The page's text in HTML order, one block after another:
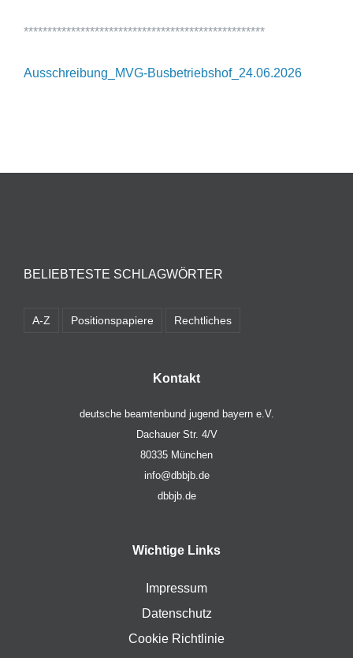
***************************************************
Ausschreibung_MVG-Busbetriebshof_24.06.2026
BELIEBTESTE SCHLAGWÖRTER
A-Z Positionspapiere Rechtliches
Kontakt
deutsche beamtenbund jugend bayern e.V.
Dachauer Str. 4/V
80335 München
info@dbbjb.de
dbbjb.de
Wichtige Links
Impressum
Datenschutz
Cookie Richtlinie